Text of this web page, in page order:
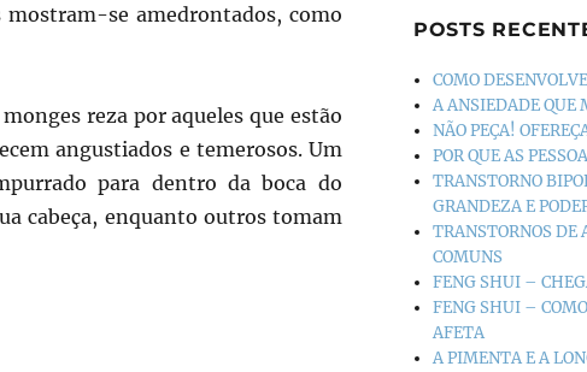
mostram-se amedrontados, como
reza por aqueles que estão
angustiados e temerosos. Um
para dentro da boca do
cabeça, enquanto outros tomam
POSTS
COMO
A ANSIEDADE QUE
NÃO PEÇA!
POR QUE AS
TRANSTORNO
GRANDEZA E
TRANSTORNOS DE
COMUNS
FENG SHUI –
FENG SHUI –
AFETA
A PIMENTA E A